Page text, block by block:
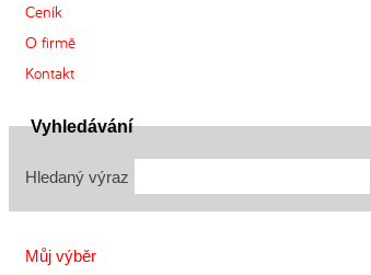
Ceník
O firmě
Kontakt
Vyhledávání
Hledaný výraz
Můj výběr